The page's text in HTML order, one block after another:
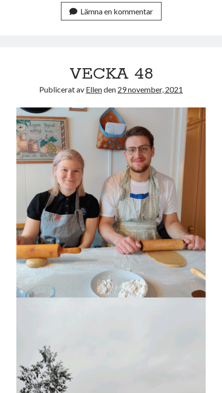
« okt dec »
juni 2026
april 2026
mars 2026
februari 2026
januari 2026
december 2025
november 2025
oktober 2025
september 2025
augusti 2025
juli 2025
juni 2025
maj 2025
april 2025
mars 2025
februari 2025
januari 2025
augusti 2024
juli 2024
juni 2024
maj 2024
Lämna en kommentar
VECKA 48
Publicerat av Ellenden 29 november, 2021